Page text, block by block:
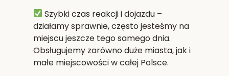
Szybki czas reakcji i dojazdu–
działamy sprawnie, często jesteśmy na
miejscu jeszcze tego samego dnia.
Obsługujemy zarówno duże miasta, jak i
małe miejscowości w całej Polsce.